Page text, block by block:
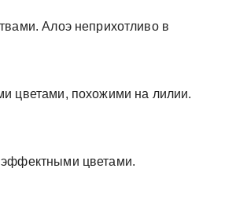
Алоэ неприхотливо в
цветами, похожими на лилии.
эффектными цветами.